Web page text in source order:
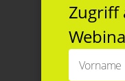
Zugriff